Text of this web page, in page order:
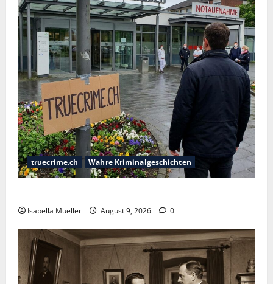
truecrime.ch Wahre Kriminalgeschichten
Isabella Mueller August 9, 2026 0